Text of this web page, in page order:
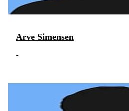
Arve Simensen
-